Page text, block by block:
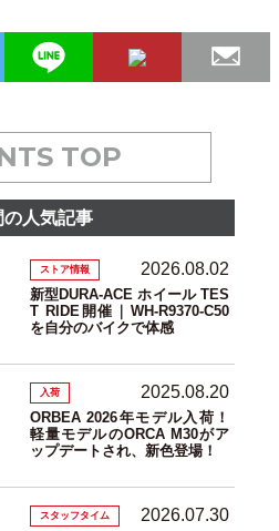
TOP
人気記事
ストア情報 2026.08.02
新型DURA-ACE ホイール TES
T RIDE開催｜WH-R9370-C50
を自分のバイクで体感
入荷 2025.08.20
ORBEA 2026年モデル入荷！
軽量モデルのORCA M30がア
ップデートされ、新色登場！
スタッフタイム 2026.07.30